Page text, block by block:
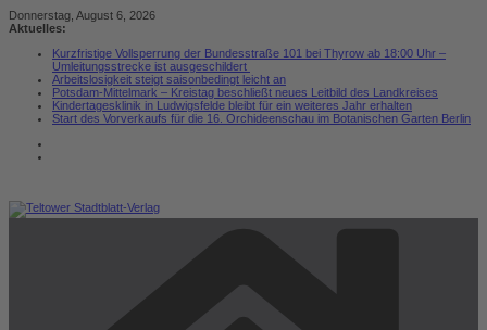
Zum
Inhalt
Donnerstag, August 6, 2026
Aktuelles:
Kurzfristige Vollsperrung der Bundesstraße 101 bei Thyrow ab 18:00 Uhr –
Umleitungsstrecke ist ausgeschildert
Arbeitslosigkeit steigt saisonbedingt leicht an
Potsdam-Mittelmark – Kreistag beschließt neues Leitbild des Landkreises
Kindertagesklinik in Ludwigsfelde bleibt für ein weiteres Jahr erhalten
Start des Vorverkaufs für die 16. Orchideenschau im Botanischen Garten Berlin